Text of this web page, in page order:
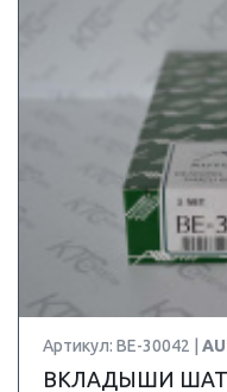
Артикул: BE-30042 |
ВКЛАДЫШИ